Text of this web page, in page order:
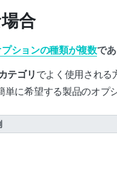
合
ションの種類が複数で
テゴリ でよく使用される
に希望する製品のオプ